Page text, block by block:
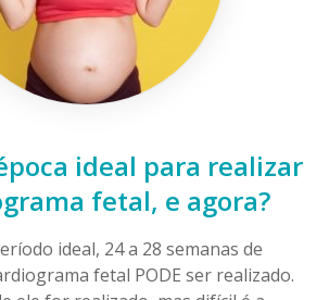
ideal para realizar
fetal, e agora?
ideal, 24 a 28 semanas de
fetal PODE ser realizado.